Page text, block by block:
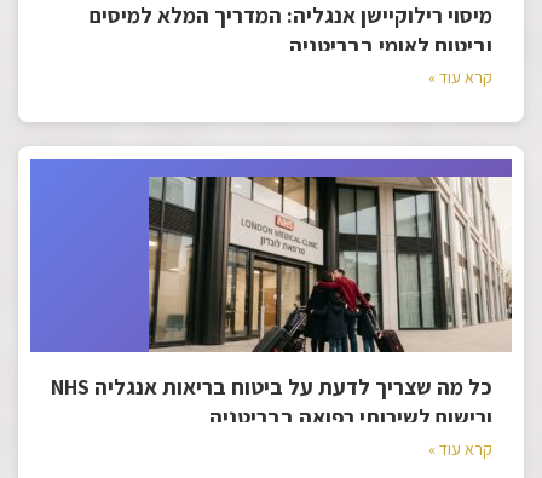
מיסוי רילוקיישן אנגליה: המדריך המלא למיסים
וביטוח לאומי בבריטניה
קרא עוד »
כל מה שצריך לדעת על ביטוח בריאות אנגליה NHS
ורישום לשירותי רפואה בבריטניה
קרא עוד »